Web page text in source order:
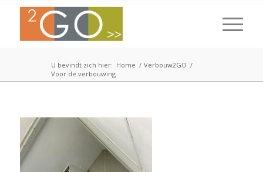
U bevindt zich hier: Home / Verbouw2GO /
Voor de verbouwing